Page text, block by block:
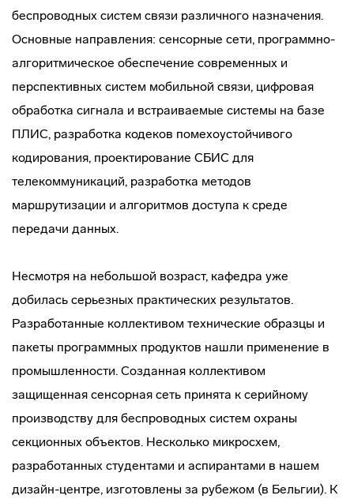
беспроводных систем связи различного назначения.
Основные направления: сенсорные сети, программно-
алгоритмическое обеспечение современных и
перспективных систем мобильной связи, цифровая
обработка сигнала и встраиваемые системы на базе
ПЛИС, разработка кодеков помехоустойчивого
кодирования, проектирование СБИС для
телекоммуникаций, разработка методов
маршрутизации и алгоритмов доступа к среде
передачи данных.
Несмотря на небольшой возраст, кафедра уже
добилась серьезных практических результатов.
Разработанные коллективом технические образцы и
пакеты программных продуктов нашли применение в
промышленности. Созданная коллективом
защищенная сенсорная сеть принята к серийному
производству для беспроводных систем охраны
секционных объектов. Несколько микросхем,
разработанных студентами и аспирантами в нашем
дизайн-центре, изготовлены за рубежом (в Бельгии). К